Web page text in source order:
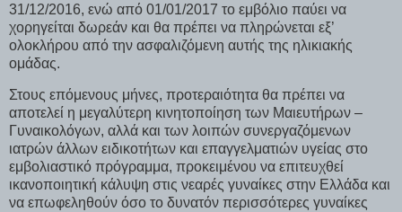
31/12/2016, ενώ από 01/01/2017 το εμβόλιο παύει να
χορηγείται δωρεάν και θα πρέπει να πληρώνεται εξ’
ολοκλήρου από την ασφαλιζόμενη αυτής της ηλικιακής
ομάδας.
Στους επόμενους μήνες, προτεραιότητα θα πρέπει να
αποτελεί η μεγαλύτερη κινητοποίηση των Μαιευτήρων –
Γυναικολόγων, αλλά και των λοιπών συνεργαζόμενων
ιατρών άλλων ειδικοτήτων και επαγγελματιών υγείας στο
εμβολιαστικό πρόγραμμα, προκειμένου να επιτευχθεί
ικανοποιητική κάλυψη στις νεαρές γυναίκες στην Ελλάδα και
να επωφεληθούν όσο το δυνατόν περισσότερες γυναίκες